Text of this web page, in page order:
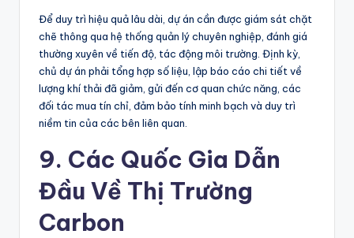
Để duy trì hiệu quả lâu dài, dự án cần được giám sát chặt
chẽ thông qua hệ thống quản lý chuyên nghiệp, đánh giá
thường xuyên về tiến độ, tác động môi trường. Định kỳ,
chủ dự án phải tổng hợp số liệu, lập báo cáo chi tiết về
lượng khí thải đã giảm, gửi đến cơ quan chức năng, các
đối tác mua tín chỉ, đảm bảo tính minh bạch và duy trì
niềm tin của các bên liên quan.
9. Các Quốc Gia Dẫn
Đầu Về Thị Trường
Carbon